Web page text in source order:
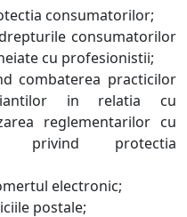
consumatorilor;
consumatorilor
cu profesionistii;
combaterea practicilor
in relatia cu
reglementarilor cu
privind protectia
electronic;
postale;